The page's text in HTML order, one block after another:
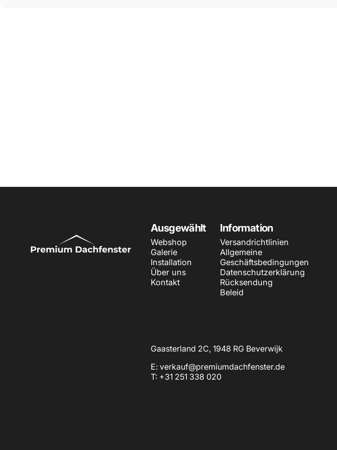
Ausgewählt
Webshop
Galerie
Installation
Über uns
Kontakt
Information
Versandrichtlinien
Allgemeine
Geschäftsbedingungen
Datenschutzerklärung
Rücksendung
Beleid
Gaasterland 2C, 1948 RG Beverwijk
E: verkauf@premiumdachfenster.de
T: +31 251 338 020